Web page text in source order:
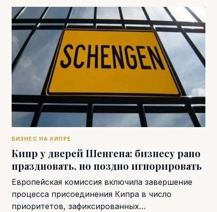
БИЗНЕС НА КИПРЕ
Кипр у дверей Шенгена: бизнесу рано
праздновать, но поздно игнорировать
Европейская комиссия включила завершение
процесса присоединения Кипра в число
приоритетов, зафиксированных…